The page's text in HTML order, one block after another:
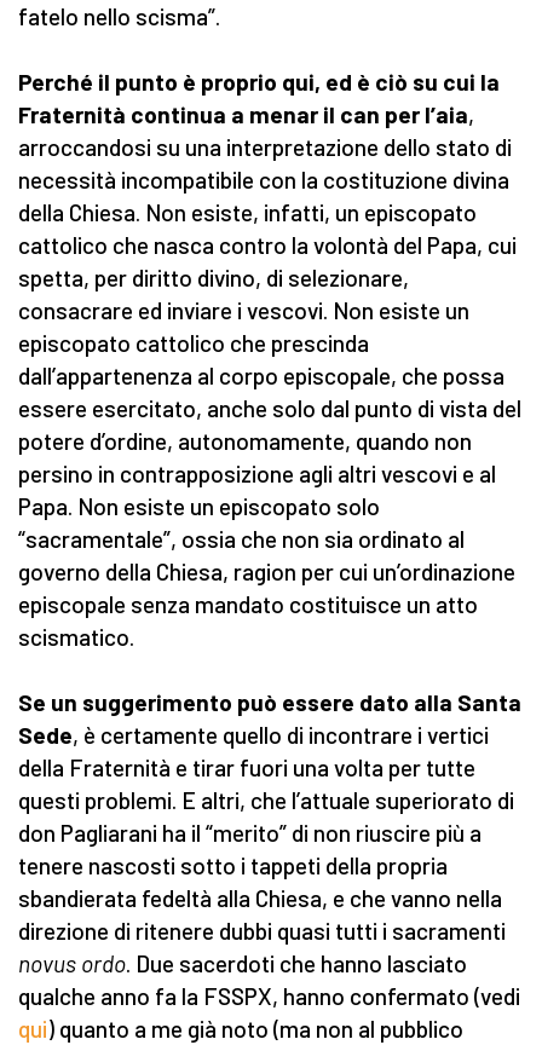
fatelo nello scisma”.
Perché il punto è proprio qui, ed è ciò su cui la
Fraternità continua a menar il can per l’aia,
arroccandosi su una interpretazione dello stato di
necessità incompatibile con la costituzione divina
della Chiesa. Non esiste, infatti, un episcopato
cattolico che nasca contro la volontà del Papa, cui
spetta, per diritto divino, di selezionare,
consacrare ed inviare i vescovi. Non esiste un
episcopato cattolico che prescinda
dall’appartenenza al corpo episcopale, che possa
essere esercitato, anche solo dal punto di vista del
potere d’ordine, autonomamente, quando non
persino in contrapposizione agli altri vescovi e al
Papa. Non esiste un episcopato solo
“sacramentale”, ossia che non sia ordinato al
governo della Chiesa, ragion per cui un’ordinazione
episcopale senza mandato costituisce un atto
scismatico.
Se un suggerimento può essere dato alla Santa
Sede, è certamente quello di incontrare i vertici
della Fraternità e tirar fuori una volta per tutte
questi problemi. E altri, che l’attuale superiorato di
don Pagliarani ha il “merito” di non riuscire più a
tenere nascosti sotto i tappeti della propria
sbandierata fedeltà alla Chiesa, e che vanno nella
direzione di ritenere dubbi quasi tutti i sacramenti
novus ordo. Due sacerdoti che hanno lasciato
qualche anno fa la FSSPX, hanno confermato (vedi
qui) quanto a me già noto (ma non al pubblico